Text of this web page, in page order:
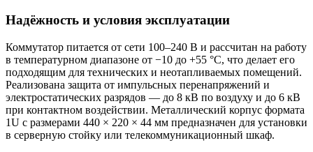
Надёжность и условия эксплуатации
Коммутатор питается от сети 100–240 В и рассчитан на работу
в температурном диапазоне от −10 до +55 °C, что делает его
подходящим для технических и неотапливаемых помещений.
Реализована защита от импульсных перенапряжений и
электростатических разрядов — до 8 кВ по воздуху и до 6 кВ
при контактном воздействии. Металлический корпус формата
1U с размерами 440 × 220 × 44 мм предназначен для установки
в серверную стойку или телекоммуникационный шкаф.